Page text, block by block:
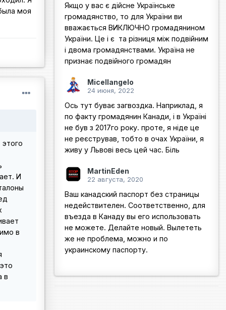
моя
И
в
в
Якщо у вас є дійсне Українське
громадянство, то для України ви
вважається ВИКЛЮЧНО громадянином
України. Це і є та різниця між подвійним
і двома громадянствами. Україна не
признає подвійного громадян
Micellangelo
24 июня, 2022
Ось тут буває загвоздка. Наприклад, я
по факту громадянин Канади, і в Україні
не був з 2017го року. проте, я ніде це
не реєстрував, тобто в очах України, я
живу у Львові весь цей час. Біль
MartinEden
22 августа, 2020
Ваш канадский паспорт без страницы
недействителен. Соответственно, для
въезда в Канаду вы его использовать
не можете. Делайте новый. Вылететь
же не проблема, можно и по
украинскому паспорту.